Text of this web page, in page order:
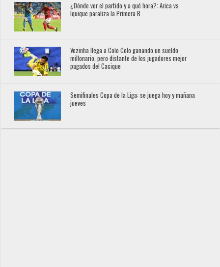
¿Dónde ver el partido y a qué hora?: Arica vs
Iquique paraliza la Primera B
Vozinha llega a Colo Colo ganando un sueldo
millonario, pero distante de los jugadores mejor
pagados del Cacique
Semifinales Copa de la Liga: se juega hoy y mañana
jueves